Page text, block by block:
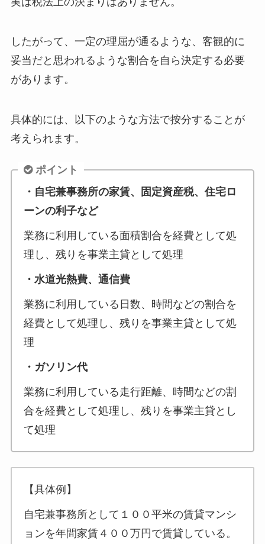
したがって、一定の理屈が通るような、客観的に
妥当だと思われるような割合を自ら決定する必要
があります。
具体的には、以下のような方法で按分することが
考えられます。
ポイント
・自宅兼事務所の家賃、固定資産税、住宅ロ
ーンの利子など
業務に利用している面積割合を経費として処
理し、残りを事業主貸として処理
・水道光熱費、通信費
業務に利用している日数、時間などの割合を
経費として処理し、残りを事業主貸として処
理
・ガソリン代
業務に利用している走行距離、時間などの割
合を経費として処理し、残りを事業主貸とし
て処理
【具体例】
自宅兼事務所として１００平米の賃貸マンシ
ョンを年間家賃４００万円で賃貸している。